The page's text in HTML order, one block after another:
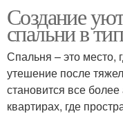
Создание
спальни в
Спальня – это место,
утешение после
становится все
квартирах, где